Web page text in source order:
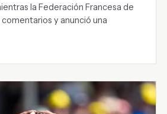
la Federación Francesa de
y anunció una